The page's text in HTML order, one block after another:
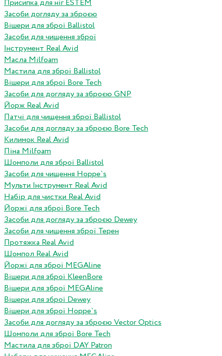
Присипка для ніг ESTEM
Засоби догляду за зброєю
Вішери для зброї Ballistol
Засоби для чищення зброї
Інструмент Real Avid
Масла Milfoam
Мастила для зброї Ballistol
Вішери для зброї Bore Tech
Засоби для догляду за зброєю GNP
Йорж Real Avid
Патчі для чищення зброї Ballistol
Засоби для догляду за зброєю Bore Tech
Килимок Real Avid
Піна Milfoam
Шомполи для зброї Ballistol
Засоби для чищення Hoppe`s
Мульти Інструмент Real Avid
Набір для чистки Real Avid
Йоржі для зброї Bore Tech
Засоби для догляду за зброєю Dewey
Засоби для чищення зброї Терен
Протяжка Real Avid
Шомпол Real Avid
Йоржі для зброї MEGAline
Вішери для зброї KleenBore
Вішери для зброї MEGAline
Вішери для зброї Dewey
Вішери для зброї Hoppe`s
Засоби для догляду за зброєю Vector Optics
Шомполи для зброї Bore Tech
Мастила для зброї DAY Patron